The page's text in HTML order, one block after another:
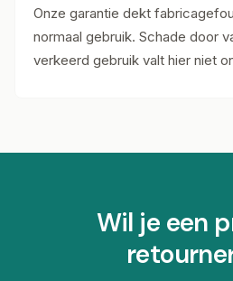
Onze garantie dekt
normaal gebruik. Schade door
verkeerd gebruik valt hier niet
Wil je een